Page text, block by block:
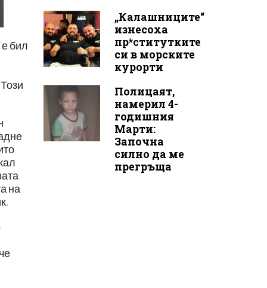
бил
на
„Калашниците“
изнесоха
пр*ститутките
си в морските
курорти
Полицаят,
намерил 4-
годишния
Марти:
Започна
силно да ме
прегръща